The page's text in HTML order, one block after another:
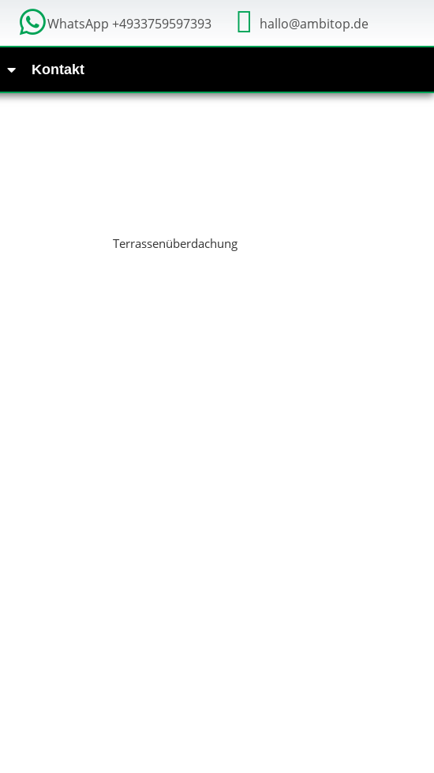
WhatsApp +4933759597393 hallo@ambitop.de
Kontakt